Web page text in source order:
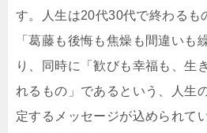
す。人生は20代30代で終わるも
「葛藤も後悔も焦燥も間違いも
り、同時に「歓びも幸福も、生
れるもの」であるという、人生
定するメッセージが込められて